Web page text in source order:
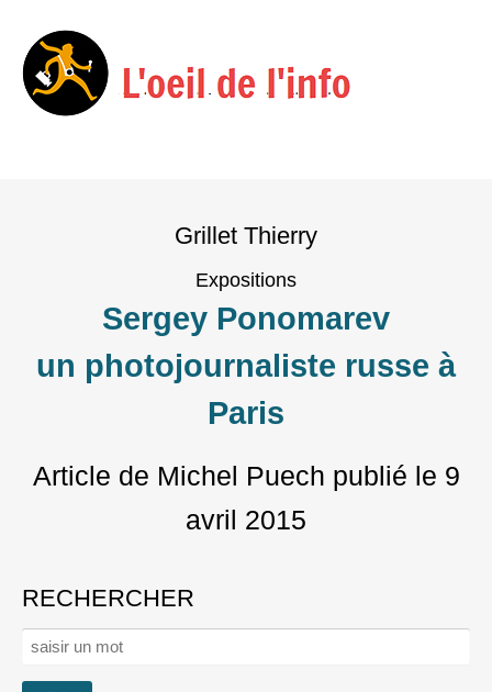
Grillet Thierry
Expositions
Sergey Ponomarev
un photojournaliste russe à
Paris
Article de Michel Puech publié le 9
avril 2015
RECHERCHER
Rechercher :